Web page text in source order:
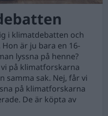
i klimatdebatten och
är ju bara en 16-
lyssna på henne?
på klimatforskarna
samma sak. Nej, får vi
på klimatforskarna
De är köpta av